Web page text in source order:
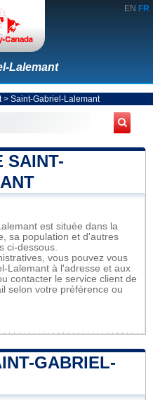
EN FR
Lalemant
> Saint-Gabriel-Lalemant
SAINT-
est située dans la
sa population et d'autres
ci-dessous.
vous pouvez vous
Lalemant à l'adresse et aux
contacter le service client de
selon votre préférence ou
GABRIEL-